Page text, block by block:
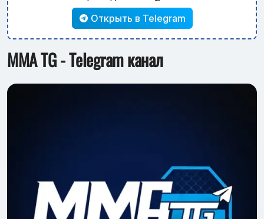
Открыть в Telegram
MMA TG - Telegram канал